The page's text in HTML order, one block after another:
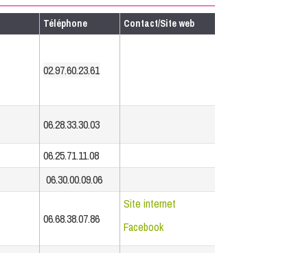
Téléphone Contact/Site web
02.97.60.23.61
06.28.33.30.03
06.25.71.11.08
06.30.00.09.06
06.68.38.07.86
Site internet
Facebook